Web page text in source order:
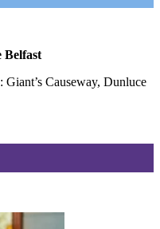
Belfast
Causeway, Dunluce